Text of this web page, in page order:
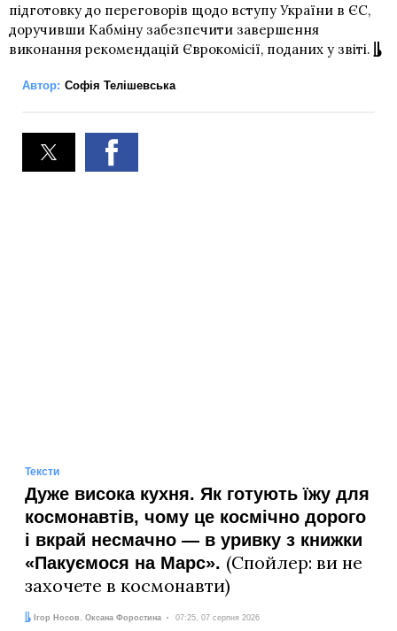
підготовку до переговорів щодо вступу України в ЄС,
доручивши Кабміну забезпечити завершення
виконання рекомендацій Єврокомісії, поданих у звіті.
Автор: Софія Телішевська